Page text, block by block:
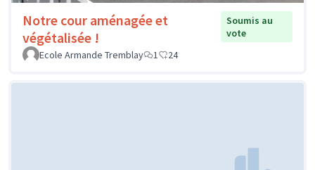
Notre cour aménagée et
végétalisée !
Soumis au
vote
Ecole Armande Tremblay
1 24